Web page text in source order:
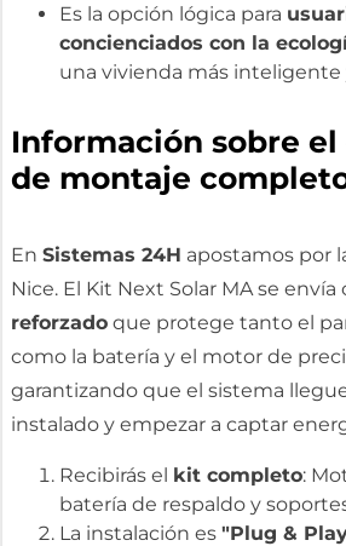
Es la opción lógica para
concienciados con la
una vivienda más inteligente
Información sobre
de montaje
EnSistemas 24H apostamos por
Nice. El Kit Next Solar MA se
reforzado que protege tanto el
como la batería y el motor de
garantizando que el sistema
instalado y empezar a captar
Recibirás el kit completo:
batería de respaldo y
La instalación es"Plug &